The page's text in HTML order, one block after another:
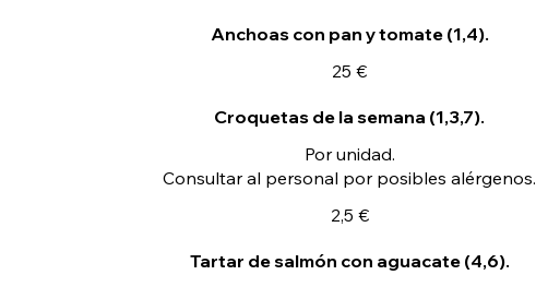
Anchoas con pan y tomate (1,4).
25 €
Croquetas de la semana (1,3,7).
Por unidad.
Consultar al personal por posibles alérgenos.
2,5 €
Tartar de salmón con aguacate (4,6).